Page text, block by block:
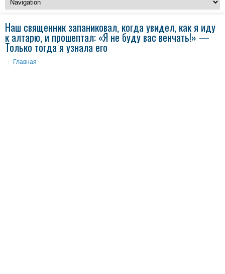
Наш священник запаниковал, когда увидел, как я иду
к алтарю, и прошептал: «Я не буду вас венчать!» —
Только тогда я узнала его
Главная